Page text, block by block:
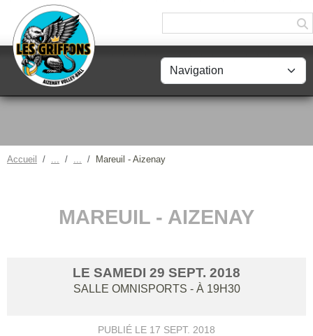
Accueil Mareuil - Aizenay
MAREUIL - AIZENAY
LE SAMEDI 29 SEPT. 2018
SALLE OMNISPORTS - À 19H30
PUBLIÉ LE 17 SEPT. 2018
Panneau de gestion des cookies